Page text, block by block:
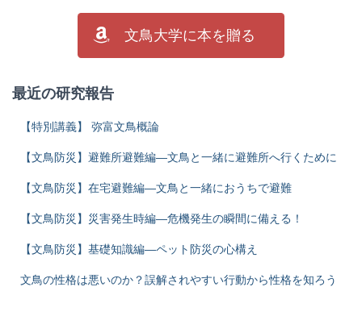
文鳥大学に本を贈る
最近の研究報告
【特別講義】 弥富文鳥概論
【文鳥防災】避難所避難編―文鳥と一緒に避難所へ行くために
【文鳥防災】在宅避難編―文鳥と一緒におうちで避難
【文鳥防災】災害発生時編―危機発生の瞬間に備える！
【文鳥防災】基礎知識編―ペット防災の心構え
文鳥の性格は悪いのか？誤解されやすい行動から性格を知ろう